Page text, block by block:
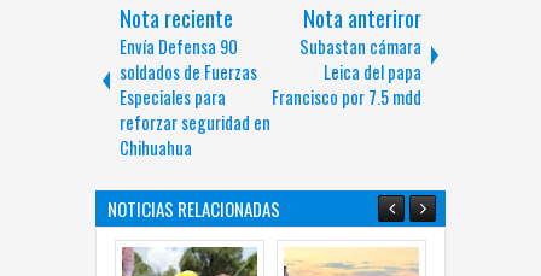
Nota reciente
Envía Defensa 90
soldados de Fuerzas
Especiales para
reforzar seguridad en
Chihuahua
Nota anteriror
Subastan cámara
Leica del papa
Francisco por 7.5 mdd
NOTICIAS RELACIONADAS